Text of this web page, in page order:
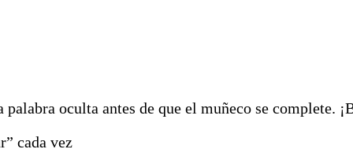
oculta antes de que el muñeco se complete.
cada vez